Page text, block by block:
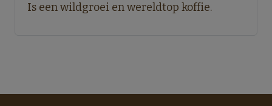
Is een wildgroei en wereldtop koffie.